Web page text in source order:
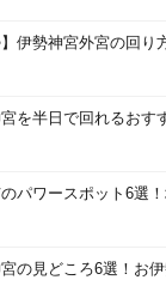
】伊勢神宮外宮の回り
を半日で回れるおす
パワースポット6選
の見どころ6選！お